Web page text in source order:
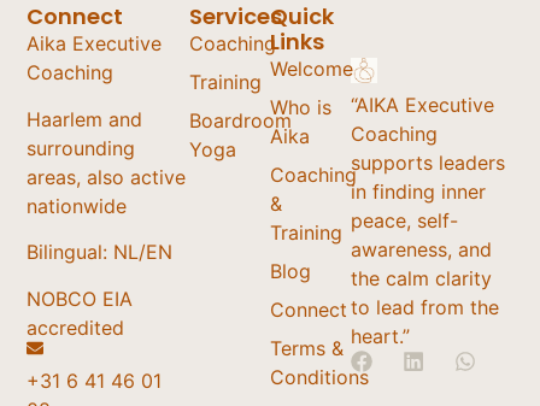
“AIKA Executive
Coaching
supports leaders
in finding inner
peace, self-
awareness, and
the calm clarity
to lead from the
heart.”
Services
Coaching
Training
Boardroom
Yoga
Quick
Links
Welcome
Who is
Aika
Coaching
&
Training
Blog
Connect
Terms &
Conditions
Connect
Aika Executive
Coaching
Haarlem and
surrounding
areas, also active
nationwide
Bilingual: NL/EN
NOBCO EIA
accredited
+31 6 41 46 01